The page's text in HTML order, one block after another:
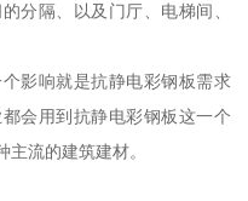
分隔、以及门厅、电梯间、
影响就是抗静电彩钢板需求
会用到抗静电彩钢板这一个
流的建筑建材。